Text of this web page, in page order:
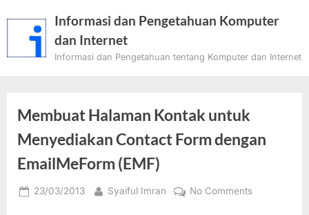
Informasi dan Pengetahuan Komputer
dan Internet
Informasi dan Pengetahuan tentang Komputer dan Internet
Membuat Halaman Kontak untuk
Menyediakan Contact Form dengan
EmailMeForm (EMF)
Posted
23/03/2013 By
Syaiful Imran No Commentson